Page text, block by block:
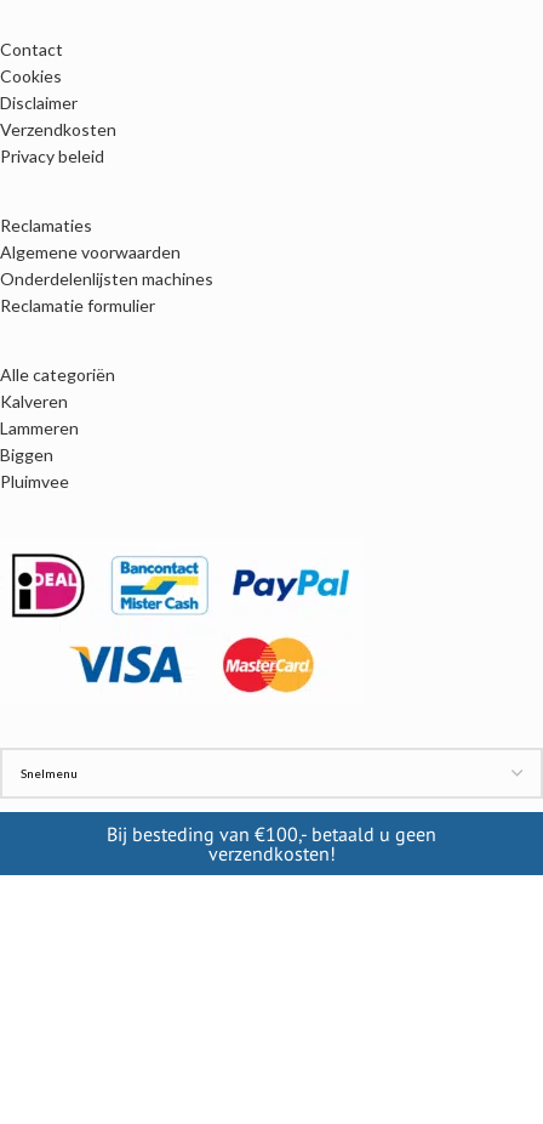
Contact
Cookies
Disclaimer
Verzendkosten
Privacy beleid
Reclamaties
Algemene voorwaarden
Onderdelenlijsten machines
Reclamatie formulier
Alle categoriën
Kalveren
Lammeren
Biggen
Pluimvee
Bij besteding van €100,- betaald u geen
verzendkosten!